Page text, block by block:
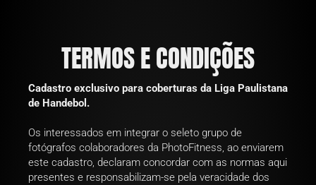
TERMOS E CONDIÇÕES
Cadastro exclusivo para coberturas da Liga Paulistana
de Handebol.
Os interessados em integrar o seleto grupo de
fotógrafos colaboradores da PhotoFitness, ao enviarem
este cadastro, declaram concordar com as normas aqui
presentes e responsabilizam-se pela veracidade dos